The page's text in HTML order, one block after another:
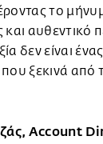
το
και αυθεντικό
δεν είναι
ξεκινά από
Account